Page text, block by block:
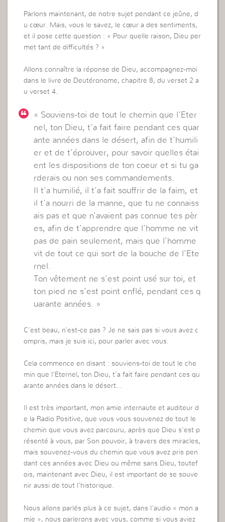
Parlons maintenant, de notre sujet pendant ce jeûne, d
u cœur. Mais, vous le savez, le cœur a des sentiments,
et il pose cette question : « Pour quelle raison, Dieu per
met tant de difficultés ? »
Allons connaître la réponse de Dieu, accompagnez-moi
dans le livre de Deutéronome, chapitre 8, du verset 2 a
u verset 4.
« Souviens-toi de tout le chemin que l’Eter
nel, ton Dieu, t’a fait faire pendant ces quar
ante années dans le désert, afin de t’humili
er et de t’éprouver, pour savoir quelles étai
ent les dispositions de ton coeur et si tu ga
rderais ou non ses commandements.
Il t’a humilié, il t’a fait souffrir de la faim, et
il t’a nourri de la manne, que tu ne connaiss
ais pas et que n’avaient pas connue tes pèr
es, afin de t’apprendre que l’homme ne vit
pas de pain seulement, mais que l’homme
vit de tout ce qui sort de la bouche de l’Ete
rnel.
Ton vêtement ne s’est point usé sur toi, et
ton pied ne s’est point enflé, pendant ces q
uarante années. »
C’est beau, n’est-ce pas ? Je ne sais pas si vous avez c
ompris, mais je suis ici, pour parler avec vous.
Cela commence en disant : souviens-toi de tout le che
min que l’Eternel, ton Dieu, t’a fait faire pendant ces qu
arante années dans le désert…
Il est très important, mon amie internaute et auditeur d
e la Radio Positive, que vous vous souvenez de tout le
chemin que vous avez parcouru, après que Dieu s’est p
résenté à vous, par Son pouvoir, à travers des miracles,
mais souvenez-vous du chemin que vous avez pris pen
dant ces années avec Dieu ou même sans Dieu, toutef
ois, maintenant avec Dieu, il est important de se souve
nir aussi de tout l’historique.
Nous allons parlés plus à ce sujet, dans l’audio « mon a
mie », nous parlerons avec vous, comme si vous aviez